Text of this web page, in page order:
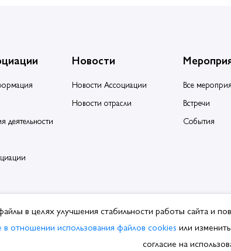
деятельности
Новости
Новости Ассоциации
Новости отрасли
Все
Встречи
События
© 2026, Ассоциация производителей и
Политика обработки ПДн
в целях улучшения стабильности работы сайта и
в отношении использования файлов cookies или
согласие на